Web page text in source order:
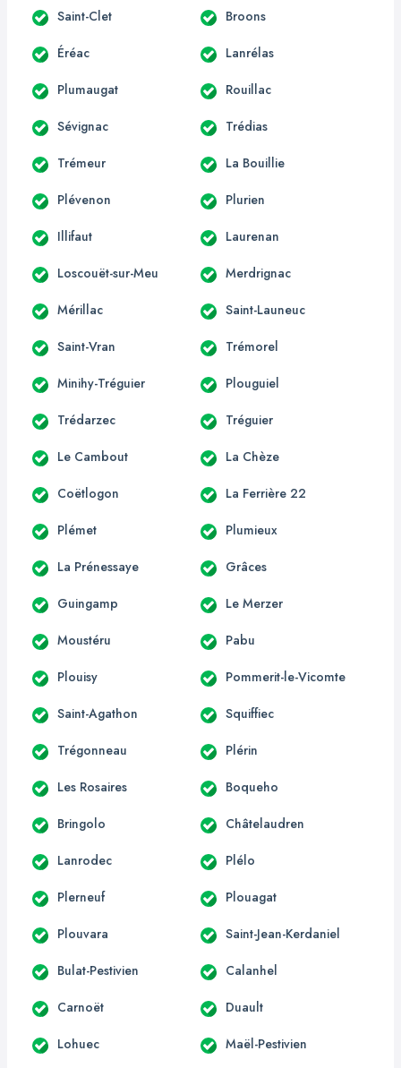
Saint-Clet Broons
Éréac Lanrélas
Plumaugat Rouillac
Sévignac Trédias
Trémeur La Bouillie
Plévenon Plurien
Illifaut Laurenan
Loscouët-sur-Meu Merdrignac
Mérillac Saint-Launeuc
Saint-Vran Trémorel
Minihy-Tréguier Plouguiel
Trédarzec Tréguier
Le Cambout La Chèze
Coëtlogon La Ferrière 22
Plémet Plumieux
La Prénessaye Grâces
Guingamp Le Merzer
Moustéru Pabu
Plouisy Pommerit-le-Vicomte
Saint-Agathon Squiffiec
Trégonneau Plérin
Les Rosaires Boqueho
Bringolo Châtelaudren
Lanrodec Plélo
Plerneuf Plouagat
Plouvara Saint-Jean-Kerdaniel
Bulat-Pestivien Calanhel
Carnoët Duault
Lohuec Maël-Pestivien